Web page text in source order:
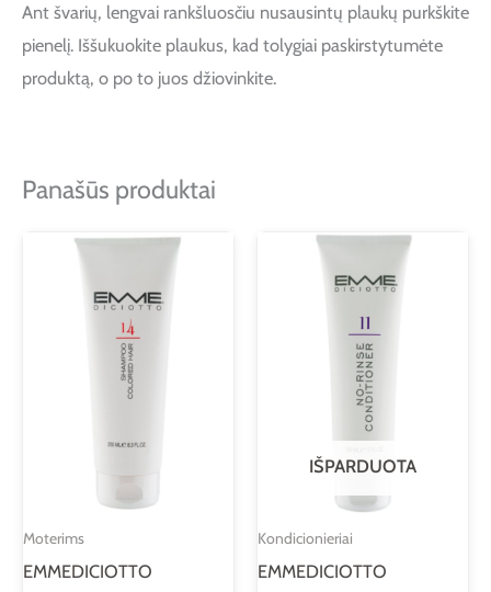
Ant švarių, lengvai rankšluosčiu nusausintų plaukų purkškite
pienelį. Iššukuokite plaukus, kad tolygiai paskirstytumėte
produktą, o po to juos džiovinkite.
Panašūs produktai
Moterims
EMMEDICIOTTO
IŠPARDUOTA
Kondicionieriai
EMMEDICIOTTO